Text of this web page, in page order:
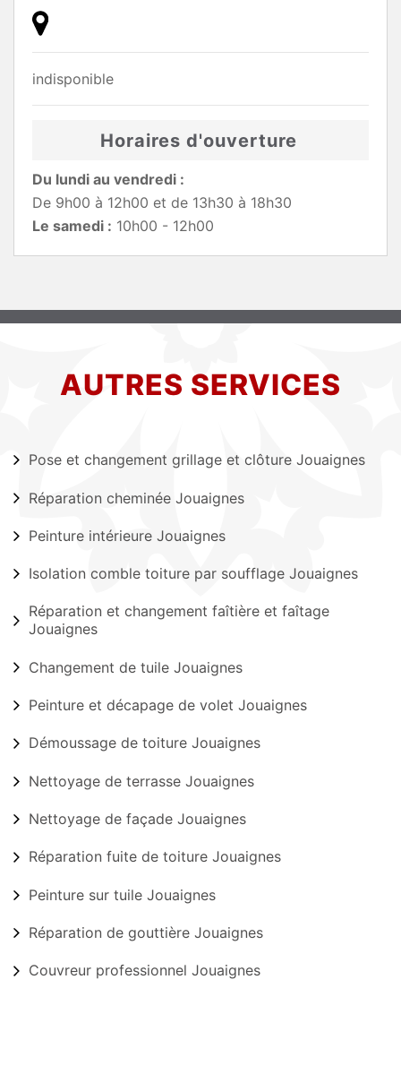
indisponible
Horaires d'ouverture
Du lundi au vendredi :
De 9h00 à 12h00 et de 13h30 à 18h30
Le samedi : 10h00 - 12h00
AUTRES SERVICES
Pose et changement grillage et clôture Jouaignes
Réparation cheminée Jouaignes
Peinture intérieure Jouaignes
Isolation comble toiture par soufflage Jouaignes
Réparation et changement faîtière et faîtage
Jouaignes
Changement de tuile Jouaignes
Peinture et décapage de volet Jouaignes
Démoussage de toiture Jouaignes
Nettoyage de terrasse Jouaignes
Nettoyage de façade Jouaignes
Réparation fuite de toiture Jouaignes
Peinture sur tuile Jouaignes
Réparation de gouttière Jouaignes
Couvreur professionnel Jouaignes